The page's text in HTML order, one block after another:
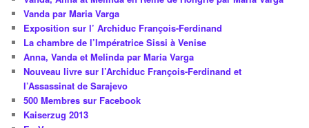
Vanda par Maria Varga
Exposition sur l’ Archiduc François-Ferdinand
La chambre de l’Impératrice Sissi à Venise
Anna, Vanda et Melinda par Maria Varga
Nouveau livre sur l’Archiduc François-Ferdinand et
l’Assassinat de Sarajevo
500 Membres sur Facebook
Kaiserzug 2013